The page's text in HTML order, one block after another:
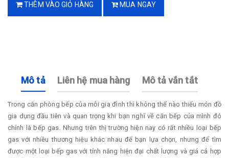
THÊM VÀO GIỎ HÀNG MUA NGAY
Mô tả Liên hệ mua hàng Mô tả vắn tắt
Trong căn phòng bếp của mỗi gia đình thì không thể nào thiếu món đồ
gia dụng đầu tiên và quan trọng khi bạn nghĩ về căn bếp của mình đó
chính là bếp gas. Nhưng trên thị trường hiện nay có rất nhiều loại bếp
gas với nhiều thương hiệu khác nhau để bạn lựa chọn, nhưng để tìm
được một loại bếp gas với tính năng hiện đại chất lượng và giá cả hợp